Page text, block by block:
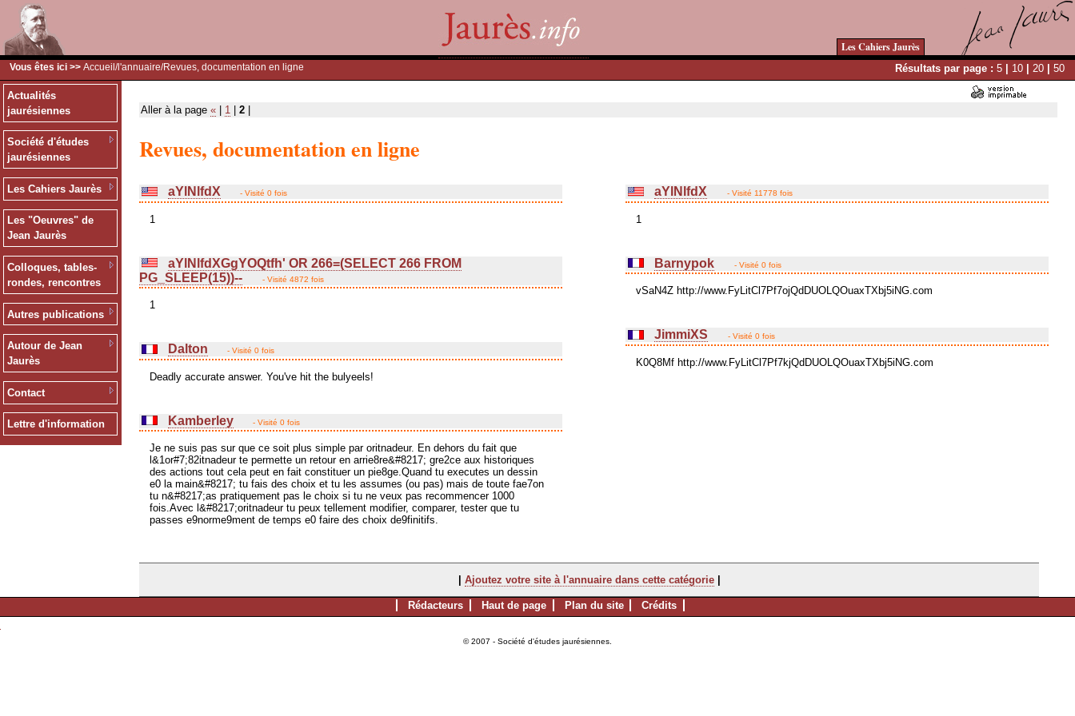
Les Cahiers Jaurès
Vous êtes ici >> Accueil /l'annuaire/Revues, documentation en ligne Résultats par page : 5 | 10 | 20 | 50
Actualités
jaurésiennes
Société d'études
jaurésiennes
Les Cahiers Jaurès
Les "Oeuvres" de
Jean Jaurès
Colloques, tables-
rondes, rencontres
Autres publications
Autour de Jean
Jaurès
Contact
Lettre d'information
Aller à la page « 1 2
Revues, documentation en ligne
aYlNlfdX - Visité 0 fois
1
aYlNlfdXGgYOQtfh' OR 266=(SELECT 266 FROM
PG_SLEEP(15))--
- Visité 4872 fois
1
Dalton - Visité 0 fois
Deadly accurate answer. You've hit the bulyeels!
Kamberley - Visité 0 fois
Je ne suis pas sur que ce soit plus simple par oritnadeur. En dehors du fait que
l&1or#7;82itnadeur te permette un retour en arrie8re&#8217; gre2ce aux historiques
des actions tout cela peut en fait constituer un pie8ge.Quand tu executes un dessin
e0 la main&#8217; tu fais des choix et tu les assumes (ou pas) mais de toute fae7on
tu n&#8217;as pratiquement pas le choix si tu ne veux pas recommencer 1000
fois.Avec l&#8217;oritnadeur tu peux tellement modifier, comparer, tester que tu
passes e9norme9ment de temps e0 faire des choix de9finitifs.
aYlNlfdX - Visité 11778 fois
1
Barnypok - Visité 0 fois
vSaN4Z http://www.FyLitCl7Pf7ojQdDUOLQOuaxTXbj5iNG.com
JimmiXS - Visité 0 fois
K0Q8Mf http://www.FyLitCl7Pf7kjQdDUOLQOuaxTXbj5iNG.com
Ajoutez votre site à l'annuaire dans cette catégorie|
Rédacteurs Haut de page Plan du site Crédits
© 2007 - Société d'études jaurésiennes.